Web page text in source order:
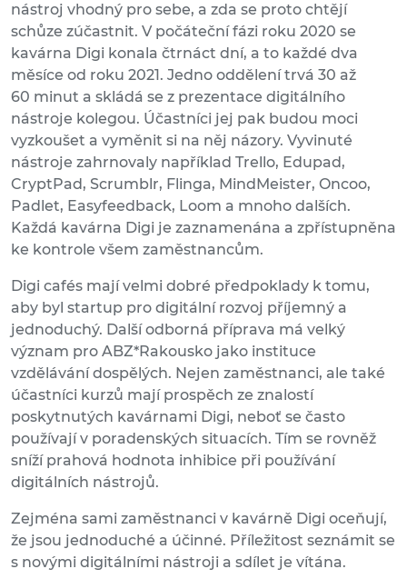
nástroj vhodný pro sebe, a zda se proto chtějí
schůze zúčastnit. V počáteční fázi roku 2020 se
kavárna Digi konala čtrnáct dní, a to každé dva
měsíce od roku 2021. Jedno oddělení trvá 30 až
60 minut a skládá se z prezentace digitálního
nástroje kolegou. Účastníci jej pak budou moci
vyzkoušet a vyměnit si na něj názory. Vyvinuté
nástroje zahrnovaly například Trello, Edupad,
CryptPad, Scrumblr, Flinga, MindMeister, Oncoo,
Padlet, Easyfeedback, Loom a mnoho dalších.
Každá kavárna Digi je zaznamenána a zpřístupněna
ke kontrole všem zaměstnancům.
Digi cafés mají velmi dobré předpoklady k tomu,
aby byl startup pro digitální rozvoj příjemný a
jednoduchý. Další odborná příprava má velký
význam pro ABZ*Rakousko jako instituce
vzdělávání dospělých. Nejen zaměstnanci, ale také
účastníci kurzů mají prospěch ze znalostí
poskytnutých kavárnami Digi, neboť se často
používají v poradenských situacích. Tím se rovněž
sníží prahová hodnota inhibice při používání
digitálních nástrojů.
Zejména sami zaměstnanci v kavárně Digi oceňují,
že jsou jednoduché a účinné. Příležitost seznámit se
s novými digitálními nástroji a sdílet je vítána.